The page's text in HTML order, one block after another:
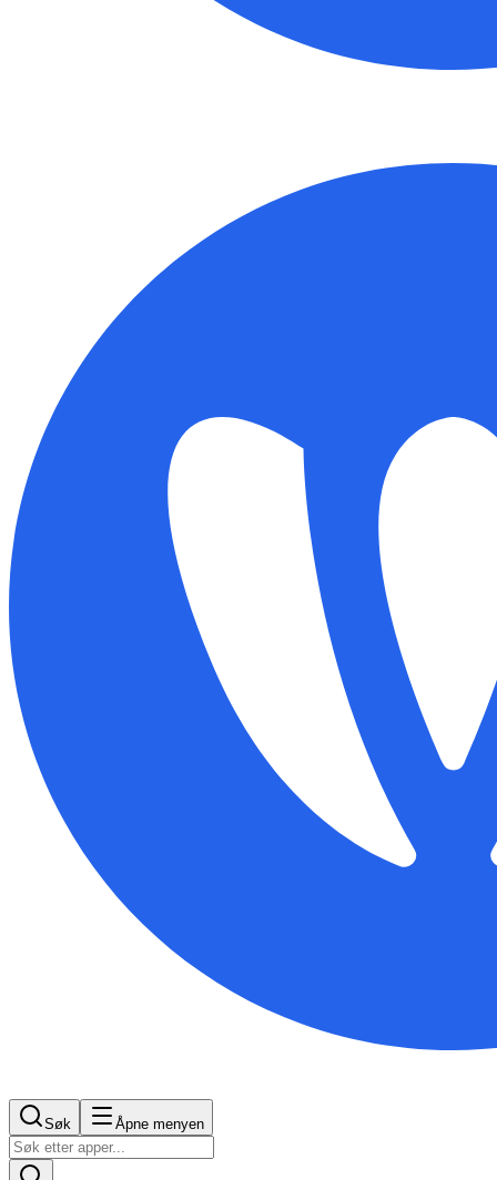
Søk Åpne menyen